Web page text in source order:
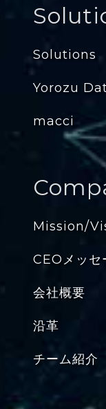
Solutions
Yorozu
macci
Mission/
CEOメッセ
会社概要
沿革
チーム紹介